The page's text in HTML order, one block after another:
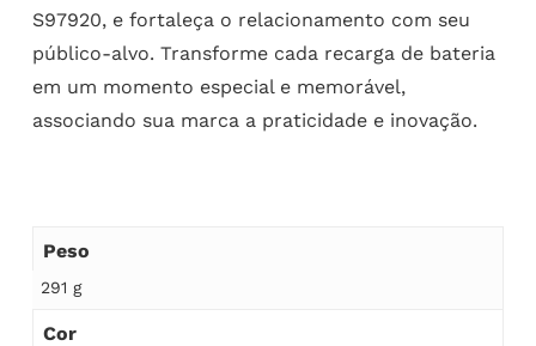
S97920, e fortaleça o relacionamento com seu
público-alvo. Transforme cada recarga de bateria
em um momento especial e memorável,
associando sua marca a praticidade e inovação.
Peso
291 g
Cor